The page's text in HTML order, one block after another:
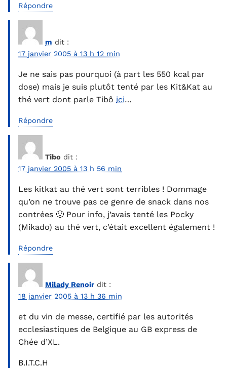
Répondre
m dit :
17 janvier 2005 à 13 h 12 min
Je ne sais pas pourquoi (à part les 550 kcal par
dose) mais je suis plutôt tenté par les Kit&Kat au
thé vert dont parle Tibô ici…
Répondre
Tibo dit :
17 janvier 2005 à 13 h 56 min
Les kitkat au thé vert sont terribles ! Dommage
qu’on ne trouve pas ce genre de snack dans nos
contrées 🙁 Pour info, j’avais tenté les Pocky
(Mikado) au thé vert, c’était excellent également !
Répondre
Milady Renoir dit :
18 janvier 2005 à 13 h 36 min
et du vin de messe, certifié par les autorités
ecclesiastiques de Belgique au GB express de
Chée d’XL.
B.I.T.C.H